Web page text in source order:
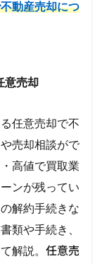
動産売却につ
意売却
任意売却で不
売却相談がで
高値で買取業
ンが残ってい
解約手続きな
類や手続き、
解説。任意売